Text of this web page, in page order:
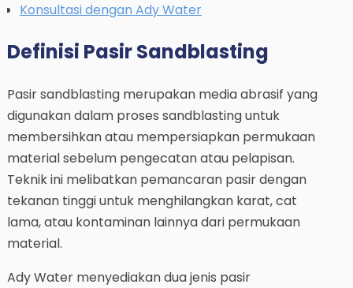
Konsultasi dengan Ady Water
Definisi Pasir Sandblasting
Pasir sandblasting merupakan media abrasif yang
digunakan dalam proses sandblasting untuk
membersihkan atau mempersiapkan permukaan
material sebelum pengecatan atau pelapisan.
Teknik ini melibatkan pemancaran pasir dengan
tekanan tinggi untuk menghilangkan karat, cat
lama, atau kontaminan lainnya dari permukaan
material.
Ady Water menyediakan dua jenis pasir